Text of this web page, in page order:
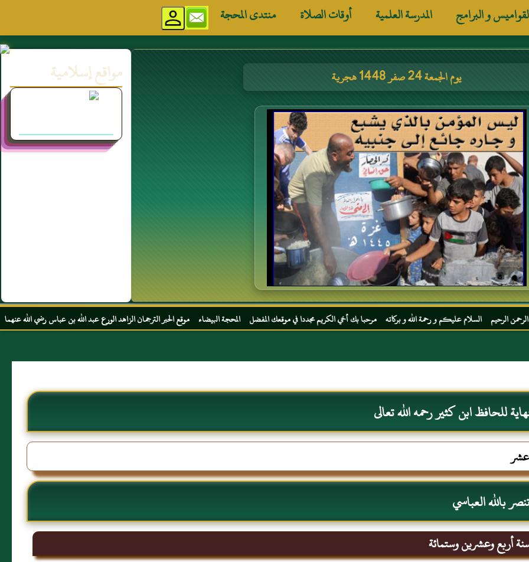
و البرامج المدرسة العلمية أوقات الصلاة منتدى المحجة
يوم الجمعة 24 صفر 1448 هجرية مواقع إسلامية
السلام عليكم و رحمة الله و بركاته مرحبا بك أخي الكريم مجددا في موقعك المفضل المحجة البيضاء موقع الحبر الترجمان الزاهد الورع عبد الله بن عباس رضي الله عنهما
للحافظ ابن كثير رحمه الله تعالى
عشر
بالله العباسي
أربع وعشرين وستمائة